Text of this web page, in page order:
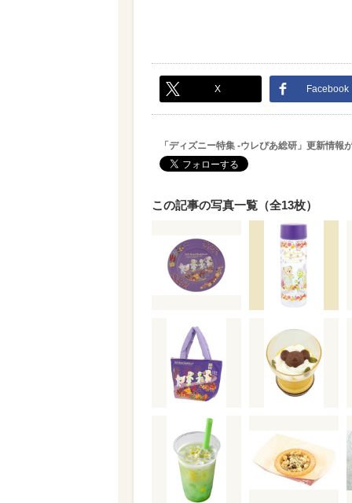
X Facebook
「ディズニー特集 -ウレぴあ総研」更新情報
この記事の写真一覧（全13枚）